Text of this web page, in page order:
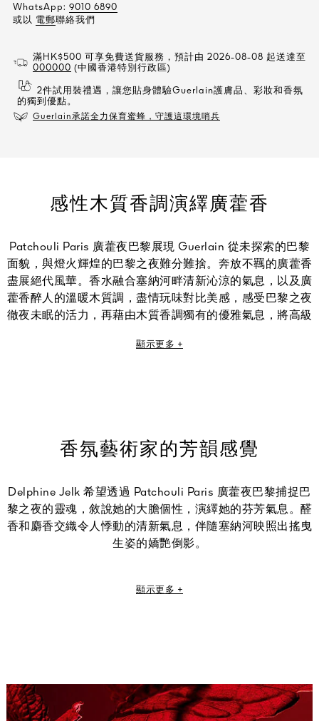
WhatsApp: 9010 6890
或以 電郵聯絡我們
滿HK$500 可享免費送貨服務，預計由 2026-08-08 起送達至
000000 (中國香港特別行政區)
2件試用裝禮遇，讓您貼身體驗Guerlain護膚品、彩妝和香氛
的獨到優點。
Guerlain承諾全力保育蜜蜂，守護這環境哨兵
感性木質香調演繹廣藿香
Patchouli Paris 廣藿夜巴黎展現 Guerlain 從未探索的巴黎
面貌，與燈火輝煌的巴黎之夜難分難捨。奔放不羈的廣藿香
盡展絕代風華。香水融合塞納河畔清新沁涼的氣息，以及廣
藿香醉人的溫暖木質調，盡情玩味對比美感，感受巴黎之夜
徹夜未眠的活力，再藉由木質香調獨有的優雅氣息，將高級
顯示更多 +
香氛藝術家的芳韻感覺
Delphine Jelk 希望透過 Patchouli Paris 廣藿夜巴黎捕捉巴
黎之夜的靈魂，敘說她的大膽個性，演繹她的芬芳氣息。醛
香和麝香交織令人悸動的清新氣息，伴隨塞納河映照出搖曳
生姿的嬌艷倒影。​
那就是閃爍的紅色光芒，展現徹夜未眠的巴黎景象。」
顯示更多 +